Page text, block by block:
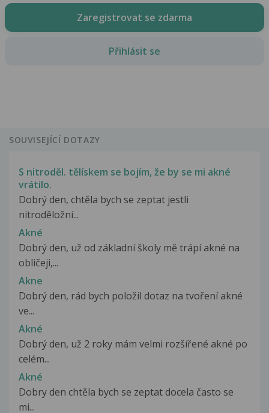
Zaregistrovat se zdarma
Přihlásit se
SOUVISEJÍCÍ DOTAZY
S nitroděl. tělískem se bojím, že by se mi akné
vrátilo.
Dobrý den, chtěla bych se zeptat jestli
nitroděložní...
Akné
Dobrý den, už od základní školy mě trápí akné na
obličeji,...
Akne
Dobrý den, rád bych položil dotaz na tvoření akné
ve...
Akné
Dobrý den, už 2 roky mám velmi rozšířené akné po
celém...
Akné
Dobry den chtěla bych se zeptat docela často se
mi...